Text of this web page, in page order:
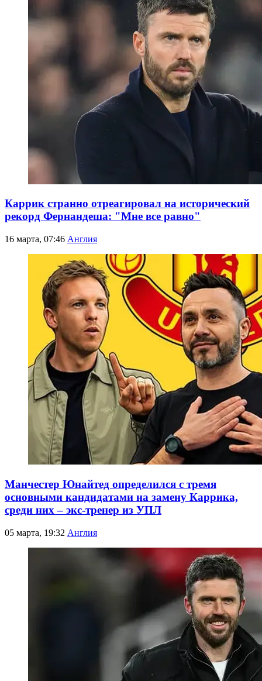
Каррик странно отреагировал на исторический
рекорд Фернандеша: "Мне все равно"
16 марта, 07:46 Англия
Манчестер Юнайтед определился с тремя
основными кандидатами на замену Каррика,
среди них – экс-тренер из УПЛ
05 марта, 19:32 Англия